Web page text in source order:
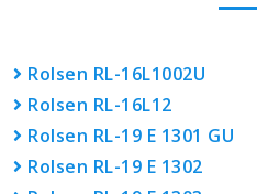
Rolsen RL-16L1002U
Rolsen RL-16L12
Rolsen RL-19 E 1301 GU
Rolsen RL-19 E 1302